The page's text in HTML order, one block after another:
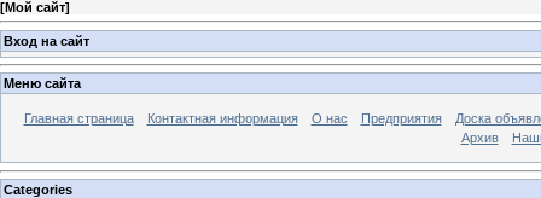
[Мой сайт]
Вход на сайт
Меню сайта
Главная страница Контактная информация О нас Предприятия
Доска
Архив
Categories